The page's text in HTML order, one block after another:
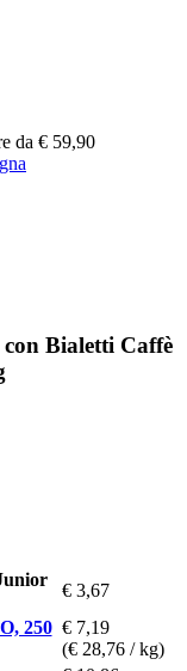
da € 59,90
con Bialetti Caffè
€ 3,67
250 € 7,19
(€ 28,76 / kg)